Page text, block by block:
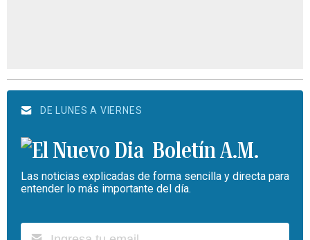
DE LUNES A VIERNES
Boletín A.M.
Las noticias explicadas de forma sencilla y directa para
entender lo más importante del día.